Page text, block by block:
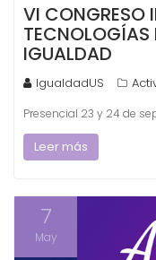
VI CONGRESO
IGUALDAD
IgualdadUS
Presencial 23 y 24 de
Leer más
7
May